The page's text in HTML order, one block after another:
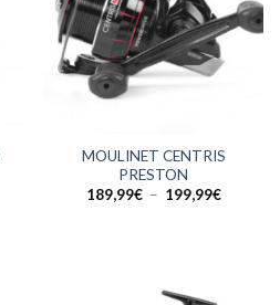
MOULINET CENTRIS
PRESTON
189,99€ – 199,99€Plage